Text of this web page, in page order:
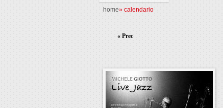
home» calendario
« Prec